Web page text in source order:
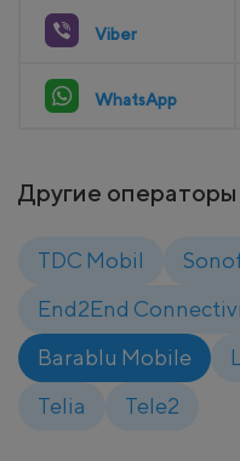
Viber
WhatsApp
Другие
TDC Mobil
End2End
Barablu Mobile
Telia
Tele2